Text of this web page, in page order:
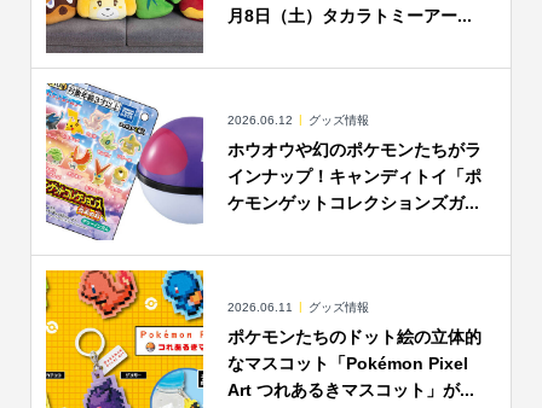
月8日（土）タカラトミーアー...
2026.06.12 グッズ情報
ホウオウや幻のポケモンたちがラ
インナップ！キャンディトイ「ポ
ケモンゲットコレクションズガ...
2026.06.11 グッズ情報
ポケモンたちのドット絵の立体的
なマスコット「Pokémon Pixel
Art つれあるきマスコット」が...